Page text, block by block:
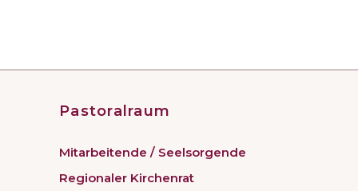
Pastoralraum
Mitarbeitende / Seelsorgende
Regionaler Kirchenrat